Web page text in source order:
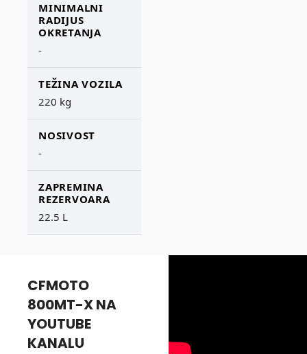
MINIMALNI
RADIJUS
OKRETANJA
-
TEŽINA VOZILA
220 kg
NOSIVOST
-
ZAPREMINA
REZERVOARA
22.5 L
CFMOTO
800MT-X NA
YOUTUBE
KANALU